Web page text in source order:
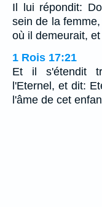
Il lui répondit:
sein de la
où il demeurait,
1 Rois 17:21
Et il s'étendit
l'Eternel, et dit:
l'âme de cet